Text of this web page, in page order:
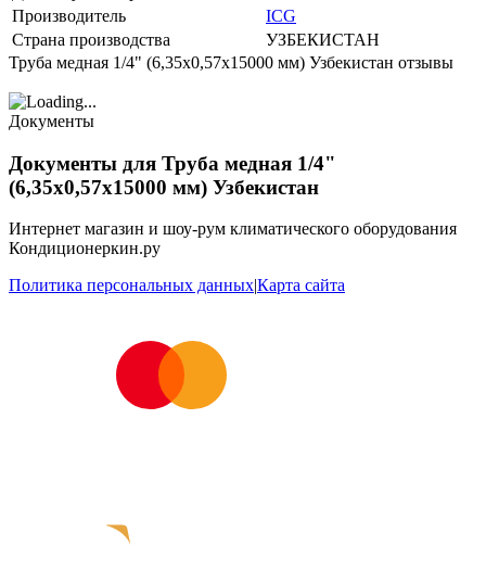
Производитель
ICG
Страна производства
УЗБЕКИСТАН
Труба медная 1/4" (6,35х0,57х15000 мм) Узбекистан отзывы
Документы
Документы для Труба медная 1/4"
(6,35х0,57х15000 мм) Узбекистан
Интернет магазин и шоу-рум климатического оборудования
Кондиционеркин.ру
Политика персональных данных|Карта сайта